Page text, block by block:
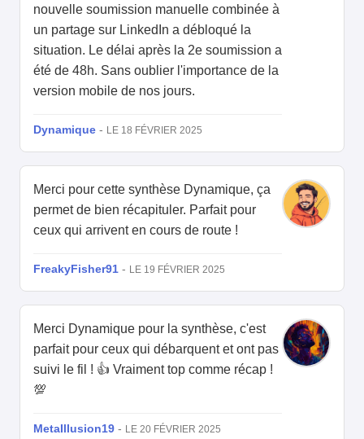
nouvelle soumission manuelle combinée à
un partage sur LinkedIn a débloqué la
situation. Le délai après la 2e soumission a
été de 48h. Sans oublier l'importance de la
version mobile de nos jours.
Dynamique - LE 18 FÉVRIER 2025
Merci pour cette synthèse Dynamique, ça
permet de bien récapituler. Parfait pour
ceux qui arrivent en cours de route !
FreakyFisher91 - LE 19 FÉVRIER 2025
Merci Dynamique pour la synthèse, c'est
parfait pour ceux qui débarquent et ont pas
suivi le fil ! 👍 Vraiment top comme récap !
💯
MetaIllusion19 - LE 20 FÉVRIER 2025